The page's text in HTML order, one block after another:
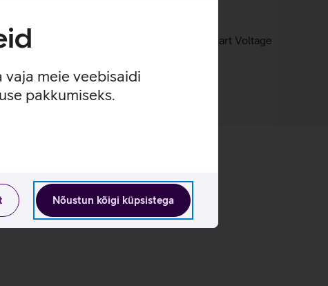
vaja meie veebisaidi
pakkumiseks.
Nõustun kõigi küpsistega
sülearvutitele ja tahvelarvutitele. Tänu Smart Voltage
ja voolutugevust.